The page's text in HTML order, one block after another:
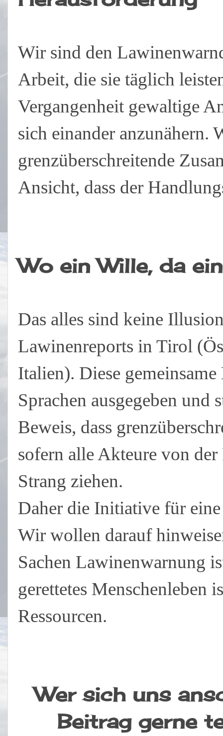
Wir sind den
Arbeit, die sie täglich
Vergangenheit gewaltige
sich einander anzunähern.
grenzüberschreitende
Ansicht, dass der
Wo ein Wille, da
Das alles sind keine
Lawinenreports in Tirol
Italien). Diese
Sprachen ausgegeben
Beweis, dass
sofern alle Akteure von
Strang ziehen.
Daher die Initiative für
Wir wollen darauf
Sachen Lawinenwarnung
gerettetes Menschenleben
Ressourcen.
Wer sich uns
Beitrag gerne